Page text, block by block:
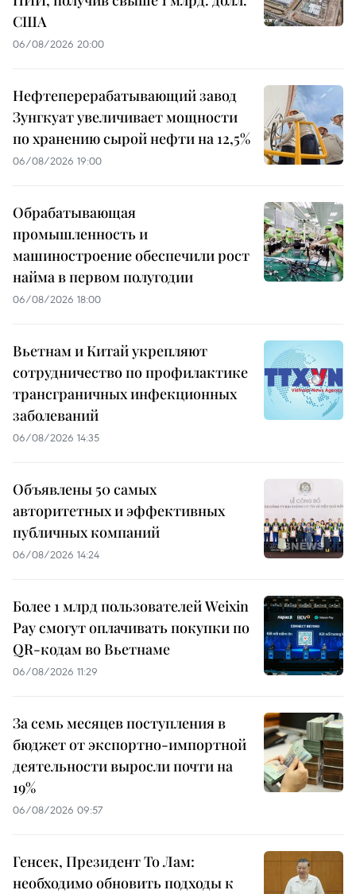
США
06/08/2026 20:00
Нефтеперерабатывающий завод
Зунгкуат увеличивает мощности
по хранению сырой нефти на 12,5%
06/08/2026 19:00
Обрабатывающая
промышленность и
машиностроение обеспечили рост
найма в первом полугодии
06/08/2026 18:00
Вьетнам и Китай укрепляют
сотрудничество по профилактике
трансграничных инфекционных
заболеваний
06/08/2026 14:35
Объявлены 50 самых
авторитетных и эффективных
публичных компаний
06/08/2026 14:24
Более 1 млрд пользователей Weixin
Pay смогут оплачивать покупки по
QR-кодам во Вьетнаме
06/08/2026 11:29
За семь месяцев поступления в
бюджет от экспортно-импортной
деятельности выросли почти на
19%
06/08/2026 09:57
Генсек, Президент То Лам:
необходимо обновить подходы к